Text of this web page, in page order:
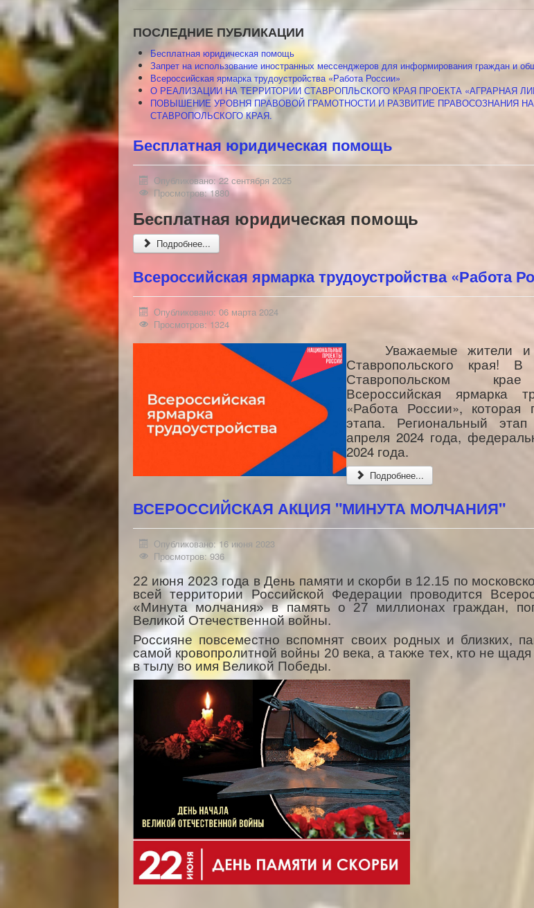
ПОСЛЕДНИЕ ПУБЛИКАЦИИ
Бесплатная юридическая помощь
Запрет на использование иностранных мессенджеров для информирования граждан и
Всероссийская ярмарка трудоустройства «Работа России»
О РЕАЛИЗАЦИИ НА ТЕРРИТОРИИ СТАВРОПЛЬСКОГО КРАЯ ПРОЕКТА «АГРАРНАЯ
ПОВЫШЕНИЕ УРОВНЯ ПРАВОВОЙ ГРАМОТНОСТИ И РАЗВИТИЕ ПРАВОСОЗНАНИЯ
СТАВРОПОЛЬСКОГО КРАЯ.
Бесплатная юридическая помощь
Опубликовано: 22 сентября 2025
Просмотров: 1880
Бесплатная юридическая помощь
Подробнее...
Всероссийская ярмарка трудоустройства «Работа
Опубликовано: 06 марта 2024
Просмотров: 1324
Уважаемые жители и
Ставропольского края!
Ставропольском
Всероссийская ярмарка
«Работа России», которая
этапа. Региональный
апреля 2024 года,
2024 года.
Подробнее...
ВСЕРОССИЙСКАЯ АКЦИЯ "МИНУТА МОЛЧАНИЯ"
Опубликовано: 16 июня 2023
Просмотров: 936
22 июня 2023 года в День памяти и скорби в 12.15 по
всей территории Российской Федерации проводится
«Минута молчания» в память о 27 миллионах граждан,
Великой Отечественной войны.
Россияне повсеместно вспомнят своих родных и близких,
самой кровопролитной войны 20 века, а также тех, кто не щадя
в тылу во имя Великой Победы.